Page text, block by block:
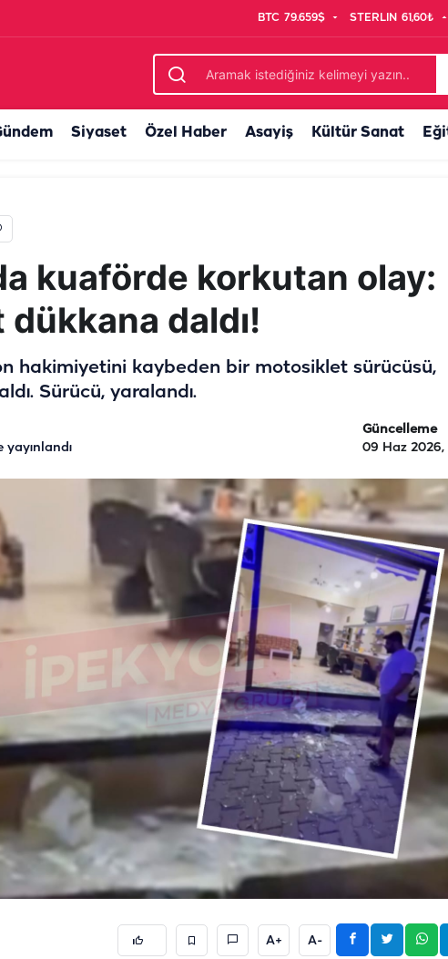
BTC 79.659$ STERLIN 61,60₺
Siyaset Özel Haber Asayiş Kültür Sanat
kuaförde korkutan olay:
daldı!
hakimiyetini kaybeden bir motosiklet sürücüsü,
Sürücü, yaralandı.
Güncelleme
09 Haz 2026,
A+ A-
peşini bırakmadı: Firari hükümlü yakalandı